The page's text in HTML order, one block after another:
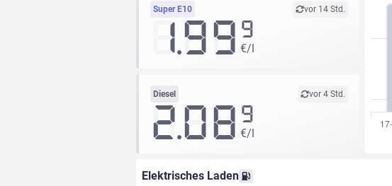
Super E10 vor 14 Std.
1.99 9
€/l
Diesel vor 4 Std.
2.08 9
€/l
Elektrisches Laden